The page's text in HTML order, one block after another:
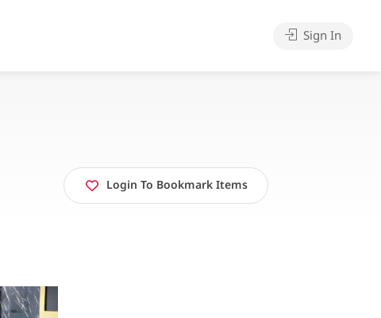
Sign In
Login To Bookmark Items